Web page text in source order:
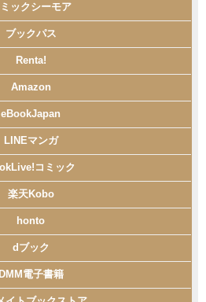
ックシーモア
ブックパス
Renta!
Amazon
eBookJapan
LINEマンガ
コミック
楽天Kobo
honto
dブック
DMM電子書籍